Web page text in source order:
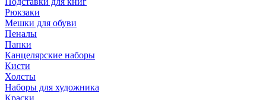
Рюкзаки
Мешки для обуви
Пеналы
Папки
Канцелярские наборы
Кисти
Холсты
Наборы для художника
Краски